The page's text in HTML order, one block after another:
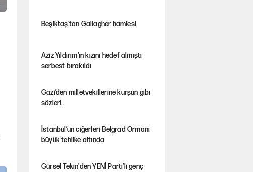
Beşiktaş’tan Gallagher hamlesi
Aziz Yıldırım'ın kızını hedef almıştı
serbest bırakıldı
Gazi’den milletvekillerine kurşun gibi
sözler!..
İstanbul’un ciğerleri Belgrad Ormanı
büyük tehlike altında
Gürsel Tekin'den YENİ Parti’li genç